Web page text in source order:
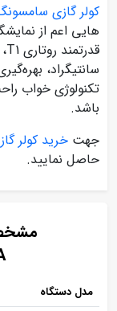
کولر گازی
هایی اعم از
باشد.
جهت خرید کولر
حاصل نمایید.
مدل دستگاه